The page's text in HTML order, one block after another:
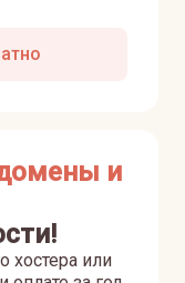
и
хостера или